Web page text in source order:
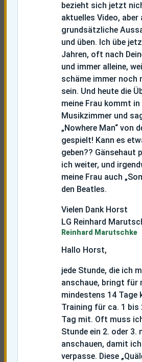
bezieht sich jetzt
aktuelles Video, aber
grundsätzliche
und üben. Ich übe
Jahren, oft nach
und immer alleine,
schäme immer noch
sein. Und heute die
meine Frau kommt in
Musikzimmer und
„Nowhere Man“ von
gespielt! Kann es
geben?? Gänsehaut
ich weiter, und
meine Frau auch
den Beatles.
Vielen Dank Horst
LG Reinhard
Reinhard Marutschke
Hallo Horst,
jede Stunde, die ich
anschaue, bringt für
mindestens 14 Tage
Training für ca. 1 bis
Tag mit. Oft muss
Stunde ein 2. oder 3.
anschauen, damit
verpasse. Diese